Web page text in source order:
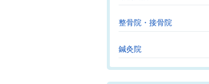
整骨院・接骨院
鍼灸院